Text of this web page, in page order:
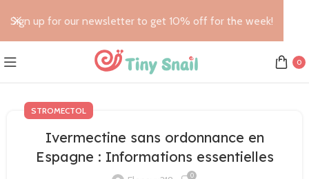
0
STROMECTOL
Ivermectine sans ordonnance en
Espagne : Informations essentielles
0
Sign up for our newsletter to get 10% off for the week!